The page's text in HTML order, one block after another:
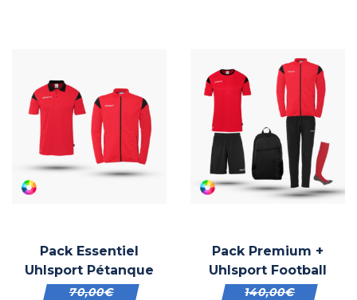
Pack Essentiel
Uhlsport Pétanque
70,00€
Pack Premium +
Uhlsport Football
140,00€